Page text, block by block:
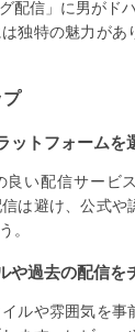
配信」に男がド
独特の魅力が
ットフォームを
良い配信サービ
は避け、公式や
。
や過去の配信を
ルや雰囲気を事